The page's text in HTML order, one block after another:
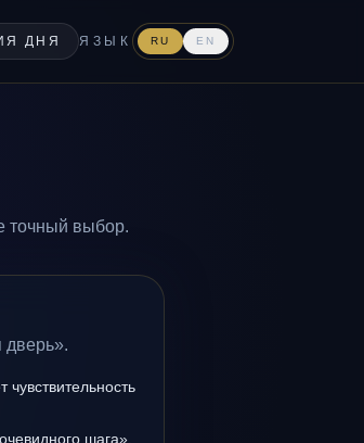
ДНЯ ЯЗЫК RU EN
точный выбор.
дверь».
шага»,